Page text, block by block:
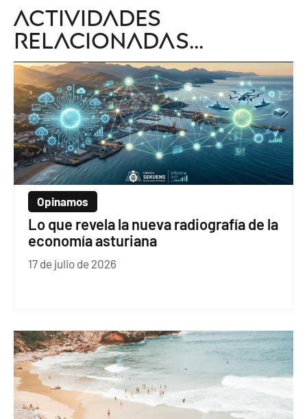
Actividades
relacionadas...
Opinamos
Lo que revela la nueva radiografía de la
economía asturiana
17 de julio de 2026